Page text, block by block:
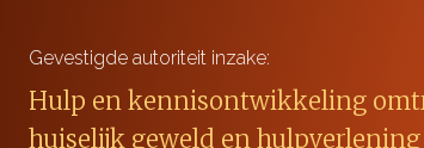
Gevestigde autoriteit inzake:
Hulp en kennisontwikkeling
huiselijk geweld en hulpverlening